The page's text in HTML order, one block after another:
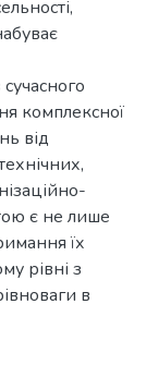
комплексної
від
є не лише
їх
рівні з
в